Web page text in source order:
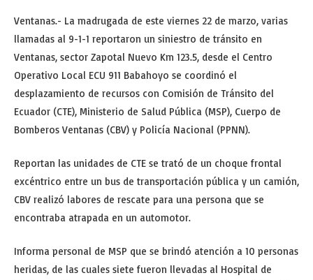
Ventanas.- La madrugada de este viernes 22 de marzo, varias
llamadas al 9-1-1 reportaron un siniestro de tránsito en
Ventanas, sector Zapotal Nuevo Km 123.5, desde el Centro
Operativo Local ECU 911 Babahoyo se coordinó el
desplazamiento de recursos con Comisión de Tránsito del
Ecuador (CTE), Ministerio de Salud Pública (MSP), Cuerpo de
Bomberos Ventanas (CBV) y Policía Nacional (PPNN).
Reportan las unidades de CTE se trató de un choque frontal
excéntrico entre un bus de transportación pública y un camión,
CBV realizó labores de rescate para una persona que se
encontraba atrapada en un automotor.
Informa personal de MSP que se brindó atención a 10 personas
heridas, de las cuales siete fueron llevadas al Hospital de